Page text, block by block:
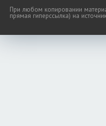
При любом копировании
прямая гиперссылка) на